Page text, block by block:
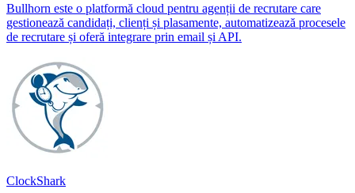
Bullhorn este o platformă cloud pentru agenții de recrutare care
gestionează candidați, clienți și plasamente, automatizează procesele
de recrutare și oferă integrare prin email și API.
ClockShark